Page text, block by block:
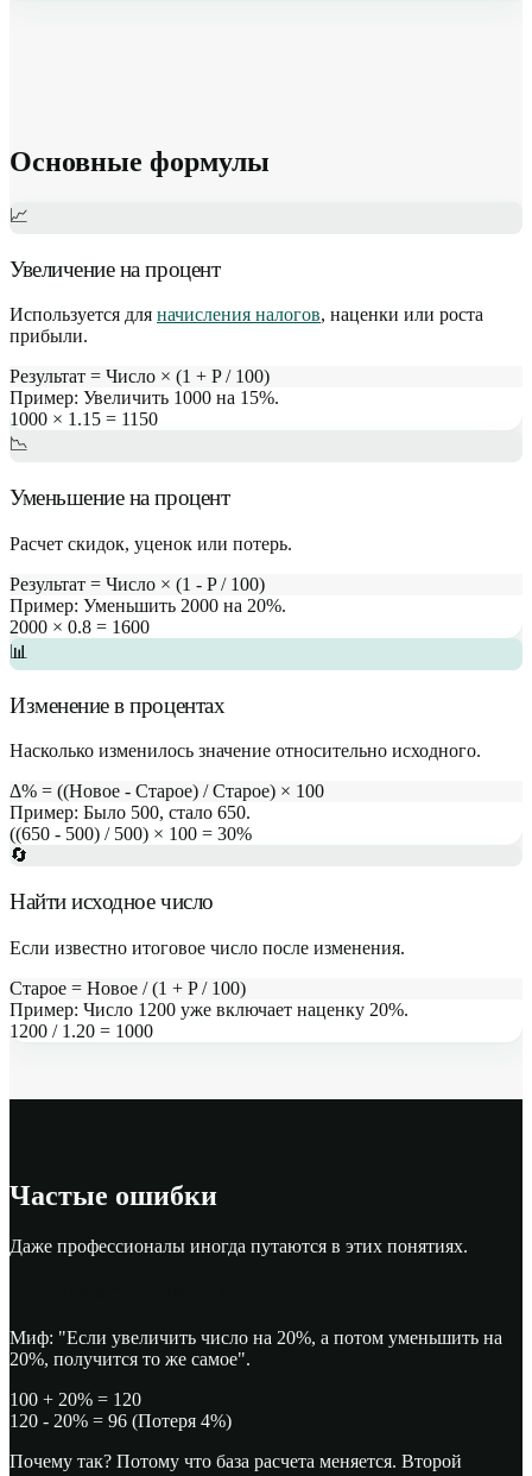
Основные формулы
📈
Увеличение на процент
Используется для начисления налогов, наценки или роста
прибыли.
Результат = Число × (1 + P / 100)
Пример: Увеличить 1000 на 15%.
1000 × 1.15 = 1150
📉
Уменьшение на процент
Расчет скидок, уценок или потерь.
Результат = Число × (1 - P / 100)
Пример: Уменьшить 2000 на 20%.
2000 × 0.8 = 1600
📊
Изменение в процентах
Насколько изменилось значение относительно исходного.
Δ% = ((Новое - Старое) / Старое) × 100
Пример: Было 500, стало 650.
((650 - 500) / 500) × 100 = 30%
🔄
Найти исходное число
Если известно итоговое число после изменения.
Старое = Новое / (1 + P / 100)
Пример: Число 1200 уже включает наценку 20%.
1200 / 1.20 = 1000
Частые ошибки
Даже профессионалы иногда путаются в этих понятиях.
Миф: "Если увеличить число на 20%, а потом уменьшить на
20%, получится то же самое".
100 + 20% = 120
120 - 20% = 96 (Потеря 4%)
Почему так? Потому что база расчета меняется. Второй